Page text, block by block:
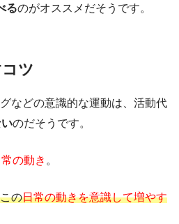
るのがオススメだそうです。
ツ
などの意識的な運動は、活動代
のだそうです。
常の動き 。
の日常の動きを意識して増やす